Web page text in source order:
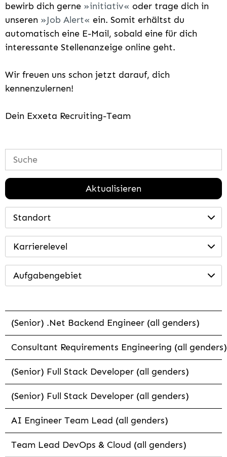
bewirb dich gerne
initiativ
oder trage dich in
unseren
Job Alert
ein. Somit erhältst du
automatisch eine E-Mail, sobald eine für dich
interessante Stellenanzeige online geht.
Wir freuen uns schon jetzt darauf, dich
kennenzulernen!
Dein Exxeta Recruiting-Team
Aktualisieren
Standort
Karrierelevel
Aufgabengebiet
(Senior) .Net Backend Engineer (all genders)
Consultant Requirements Engineering (all genders)
(Senior) Full Stack Developer (all genders)
(Senior) Full Stack Developer (all genders)
AI Engineer Team Lead (all genders)
Team Lead DevOps & Cloud (all genders)